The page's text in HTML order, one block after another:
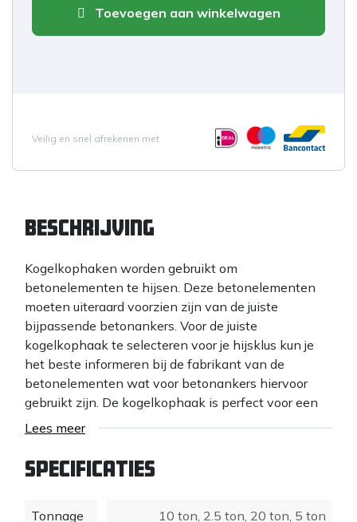
Toevoegen aan winkelwagen
Veilig en snel afrekenen met
Beschrijving
Kogelkophaken worden gebruikt om
betonelementen te hijsen. Deze betonelementen
moeten uiteraard voorzien zijn van de juiste
bijpassende betonankers. Voor de juiste
kogelkophaak te selecteren voor je hijsklus kun je
het beste informeren bij de fabrikant van de
betonelementen wat voor betonankers hiervoor
gebruikt zijn. De kogelkophaak is perfect voor een
breed scala aan hijstoepassingen met
of kolommen en heeft diverse varianten uit voorraad
leverbaar.
Lees meer
Specificaties
Tonnage 10 ton, 2.5 ton, 20 ton, 5 ton